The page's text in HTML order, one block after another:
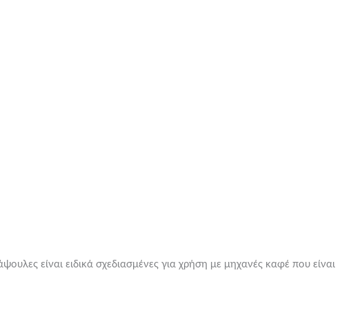
είναι ειδικά σχεδιασμένες για χρήση με μηχανές καφέ που είναι